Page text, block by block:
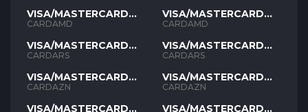
VISA/MASTERCARD
AMD
CARDAMD
VISA/MASTERCARD
ARS
CARDARS
VISA/MASTERCARD
AZN
CARDAZN
VISA/MASTERCARD
VISA/MASTERCARD
AMD
CARDAMD
VISA/MASTERCARD
ARS
CARDARS
VISA/MASTERCARD
AZN
CARDAZN
VISA/MASTERCARD